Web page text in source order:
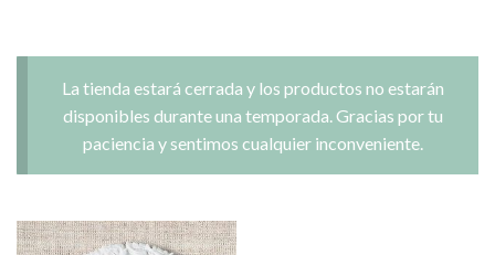
La tienda estará cerrada y los productos no estarán
disponibles durante una temporada. Gracias por tu
paciencia y sentimos cualquier inconveniente.